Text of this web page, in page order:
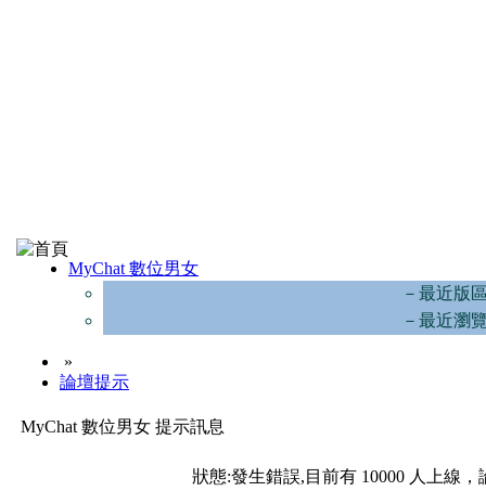
MyChat 數位男女
－最近版
－最近瀏
»
論壇提示
MyChat 數位男女 提示訊息
狀態:發生錯誤,目前有 10000 人上線